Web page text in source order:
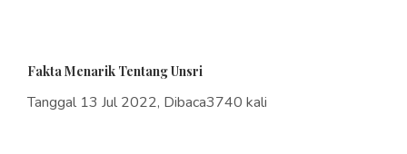
Fakta Menarik Tentang Unsri
Tanggal 13 Jul 2022, Dibaca3740 kali